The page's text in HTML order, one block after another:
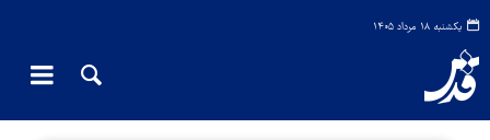
یکشنبه ۱۸ مرداد ۱۴۰۵